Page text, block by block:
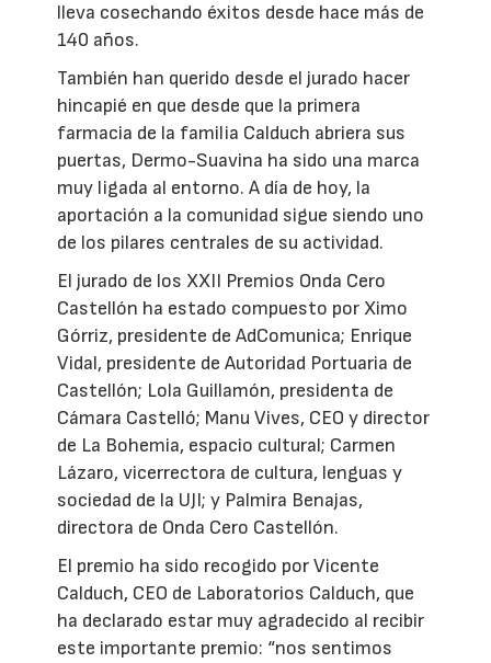
lleva cosechando éxitos desde hace más de
140 años.
También han querido desde el jurado hacer
hincapié en que desde que la primera
farmacia de la familia Calduch abriera sus
puertas, Dermo-Suavina ha sido una marca
muy ligada al entorno. A día de hoy, la
aportación a la comunidad sigue siendo uno
de los pilares centrales de su actividad.
El jurado de los XXII Premios Onda Cero
Castellón ha estado compuesto por Ximo
Górriz, presidente de AdComunica; Enrique
Vidal, presidente de Autoridad Portuaria de
Castellón; Lola Guillamón, presidenta de
Cámara Castelló; Manu Vives, CEO y director
de La Bohemia, espacio cultural; Carmen
Lázaro, vicerrectora de cultura, lenguas y
sociedad de la UJI; y Palmira Benajas,
directora de Onda Cero Castellón.
El premio ha sido recogido por Vicente
Calduch, CEO de Laboratorios Calduch, que
ha declarado estar muy agradecido al recibir
este importante premio: “nos sentimos